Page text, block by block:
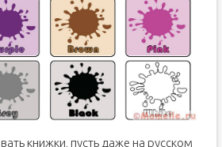
книжки, пусть даже на русском